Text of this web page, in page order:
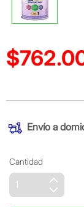
Precio reducido
Envío a
Cantidad